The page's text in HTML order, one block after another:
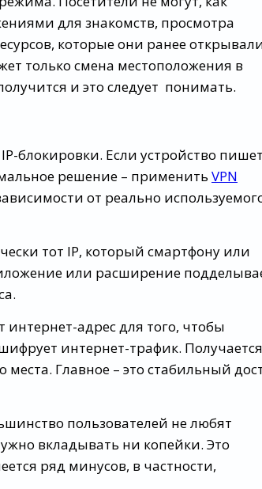
для знакомств, просмотра
которые они ранее
только смена местоположения в
и это следует понимать.
блокировки. Если устройство
решение – применить VPN
от реально
тот IP, который смартфону или
или расширение
интернет-адрес для того, чтобы
интернет-трафик.
Главное – это стабильный
пользователей не любят
вкладывать ни копейки. Это
ряд минусов, в частности,